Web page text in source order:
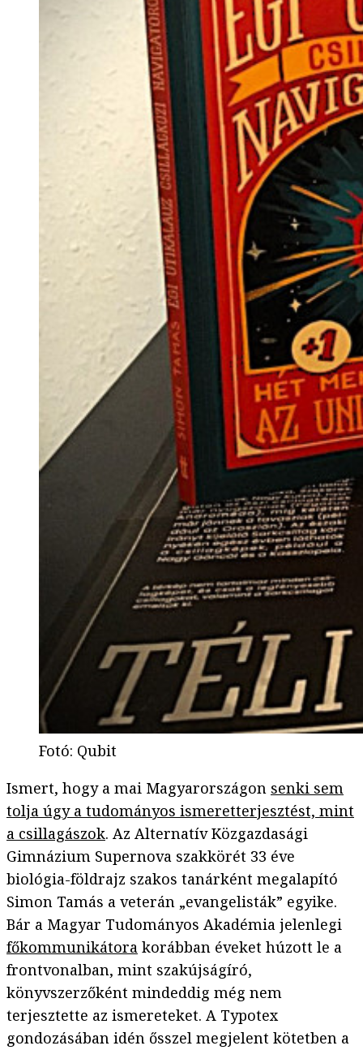
Fotó: Qubit
Ismert, hogy a mai Magyarországon senki sem
tolja úgy a tudományos ismeretterjesztést, mint
a csillagászok. Az Alternatív Közgazdasági
Gimnázium Supernova szakkörét 33 éve
biológia-földrajz szakos tanárként megalapító
Simon Tamás a veterán „evangelisták” egyike.
Bár a Magyar Tudományos Akadémia jelenlegi
főkommunikátora korábban éveket húzott le a
frontvonalban, mint szakújságíró,
könyvszerzőként mindeddig még nem
terjesztette az ismereteket. A Typotex
gondozásában idén ősszel megjelent kötetben a